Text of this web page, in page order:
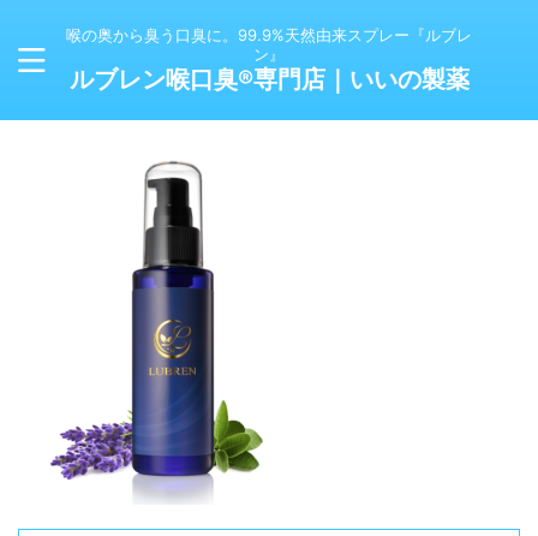
喉の奥から臭う口臭に。99.9%天然由来スプレー『ルブレ
ン』
ルブレン喉口臭®専門店｜いいの製薬